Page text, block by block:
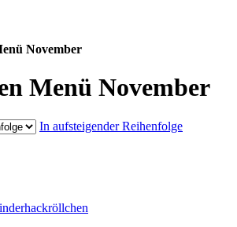
November
Menü November
In aufsteigender Reihenfolge